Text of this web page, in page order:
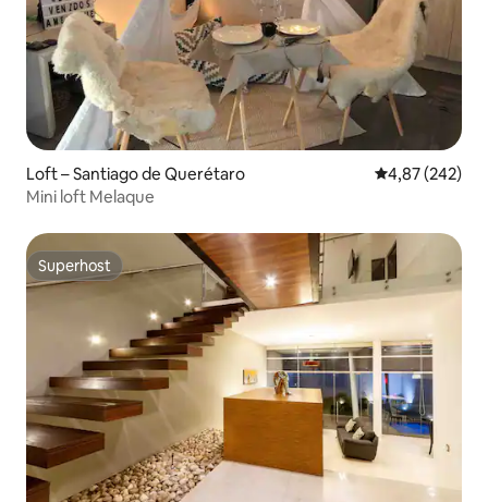
Loft – Santiago de Querétaro Prosječna
4,87 (242)
Mini loft Melaque
Superhost
Superhost